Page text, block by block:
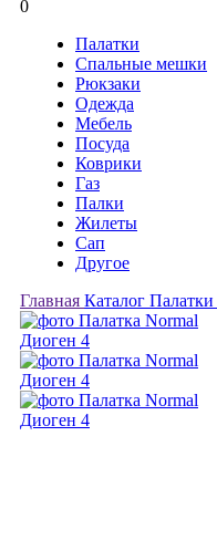
0
Палатки
Спальные мешки
Рюкзаки
Одежда
Мебель
Посуда
Коврики
Газ
Палки
Жилеты
Сап
Другое
Главная Каталог Палатки